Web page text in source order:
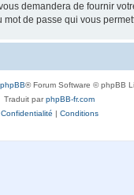
demandera de fournir
de passe qui vous
phpBB® Forum Software © phpBB
Traduit parphpBB-fr.com
Confidentialité | Conditions